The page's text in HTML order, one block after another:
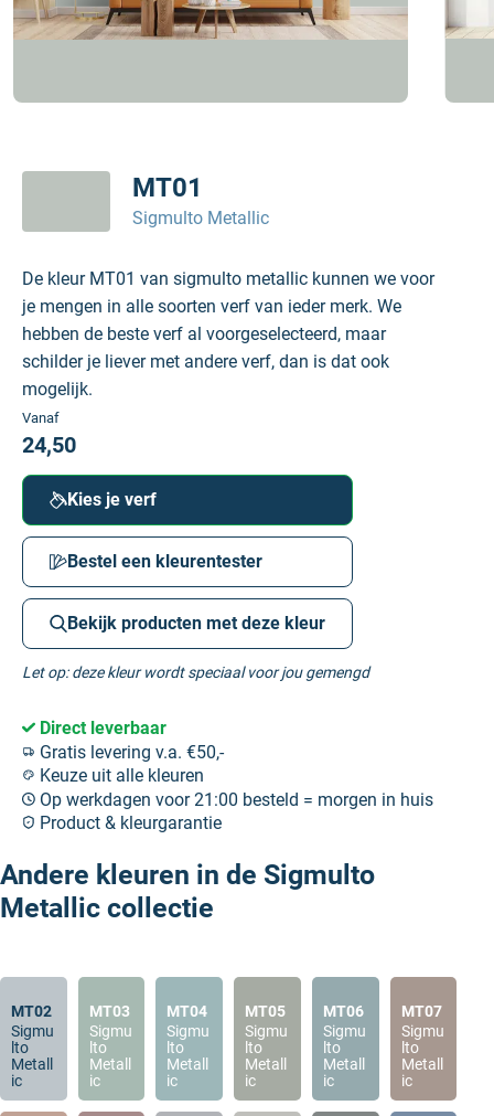
MT01
Sigmulto Metallic
De kleur MT01 van sigmulto metallic kunnen we voor
je mengen in alle soorten verf van ieder merk. We
hebben de beste verf al voorgeselecteerd, maar
schilder je liever met andere verf, dan is dat ook
mogelijk.
Vanaf
24,50
Kies je verf
Bestel een kleurentester
Bekijk producten met deze kleur
Let op: deze kleur wordt speciaal voor jou gemengd
Direct leverbaar
Gratis levering v.a. €50,-
Keuze uit alle kleuren
Op werkdagen voor 21:00 besteld = morgen in huis
Product & kleurgarantie
Andere kleuren in de Sigmulto
Metallic collectie
MT02
Sigmu
lto
Metall
ic
MT03
Sigmu
lto
Metall
ic
MT04
Sigmu
lto
Metall
ic
MT05
Sigmu
lto
Metall
ic
MT06
Sigmu
lto
Metall
ic
MT07
Sigmu
lto
Metall
ic